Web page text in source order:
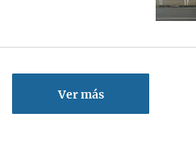
Ver más